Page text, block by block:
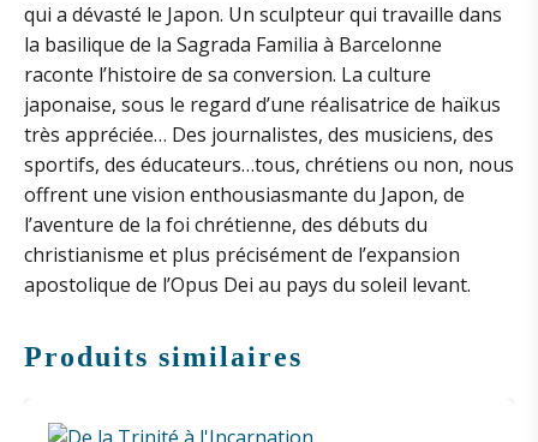
qui a dévasté le Japon. Un sculpteur qui travaille dans
la basilique de la Sagrada Familia à Barcelonne
raconte l’histoire de sa conversion. La culture
japonaise, sous le regard d’une réalisatrice de haïkus
très appréciée… Des journalistes, des musiciens, des
sportifs, des éducateurs…tous, chrétiens ou non, nous
offrent une vision enthousiasmante du Japon, de
l’aventure de la foi chrétienne, des débuts du
christianisme et plus précisément de l’expansion
apostolique de l’Opus Dei au pays du soleil levant.
Produits similaires